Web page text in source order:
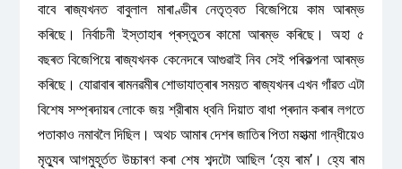
বাবে ৰাজ্যখনত বাবুলাল মাৰাণ্ডীৰ নেতৃত্বত বিজেপিয়ে কাম আৰম্ভ
কৰিছে। নিৰ্বাচনী ইস্তাহাৰ প্ৰস্তুতৰ কামো আৰম্ভ কৰিছে। অহা ৫
বছৰত বিজেপিয়ে ৰাজ্যখনক কেনেদৰে আগুৱাই নিব সেই পৰিকল্পনা আৰম্ভ
কৰিছে। যোৱাবাৰ ৰামনৱমীৰ শোভাযাত্ৰাৰ সময়ত ৰাজ্যখনৰ এখন গাঁৱত এটা
বিশেষ সম্প্ৰদায়ৰ লোকে জয় শ্রীৰাম ধ্বনি দিয়াত বাধা প্ৰদান কৰাৰ লগতে
পতাকাও নমাবলৈ দিছিল। অথচ আমাৰ দেশৰ জাতিৰ পিতা মহাত্মা গান্ধীয়েও
মৃত্যুৰ আগমুহূৰ্তত উচ্চাৰণ কৰা শেষ শব্দটো আছিল ‘হ্যে ৰাম’। হ্যে ৰাম